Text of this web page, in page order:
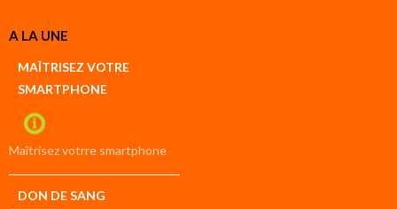
Créer
compte
compte
A LA UNE
MAÎTRISEZ VOTRE
SMARTPHONE
Maîtrisez votrre smartphone
DON DE SANG